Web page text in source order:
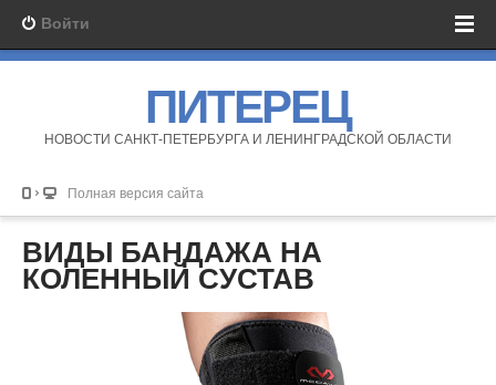
Войти
ПИТЕРЕЦ
НОВОСТИ САНКТ-ПЕТЕРБУРГА И ЛЕНИНГРАДСКОЙ ОБЛАСТИ
Полная версия сайта
ВИДЫ БАНДАЖА НА
КОЛЕННЫЙ СУСТАВ